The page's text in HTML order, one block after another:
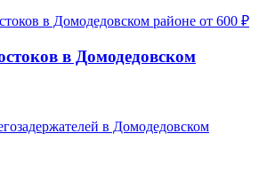
от 600 ₽
в Домодедовском